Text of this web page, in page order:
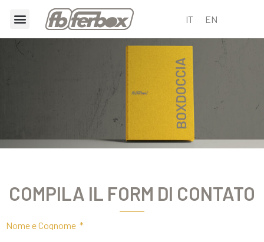
IT EN
COMPILA IL FORM DI CONTATO
Nome e Cognome